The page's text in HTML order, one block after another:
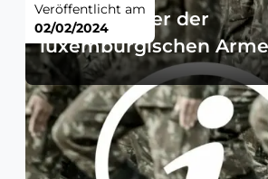
Test-Manöver der
luxemburgischen
Veröffentlicht am
02/02/2024